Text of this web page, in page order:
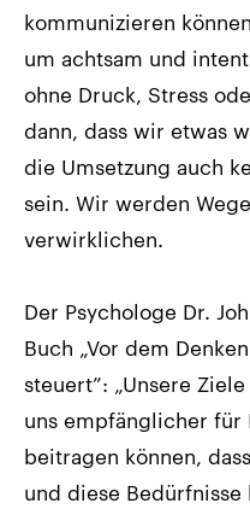
kommunizieren
um achtsam und
ohne Druck, Stress
dann, dass wir etwas
die Umsetzung auch
sein. Wir werden
verwirklichen.
Der Psychologe Dr.
Buch „Vor dem
steuert”: „Unsere
uns empfänglicher für
beitragen können,
und diese